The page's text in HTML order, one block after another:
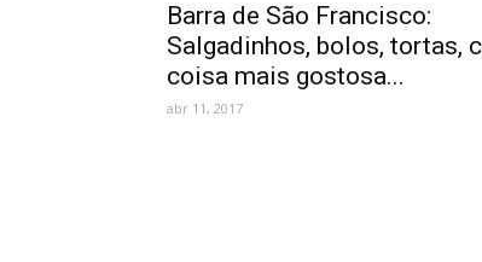
Barra de São Francisco:
Salgadinhos, bolos, tortas,
coisa mais gostosa...
abr 11, 2017